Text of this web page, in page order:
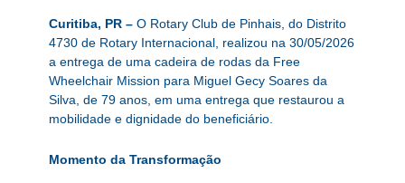
Curitiba, PR –O Rotary Club de Pinhais, do Distrito
4730 de Rotary Internacional, realizou na 30/05/2026
a entrega de uma cadeira de rodas da Free
Wheelchair Mission para Miguel Gecy Soares da
Silva, de 79 anos, em uma entrega que restaurou a
mobilidade e dignidade do beneficiário.
Momento da Transformação